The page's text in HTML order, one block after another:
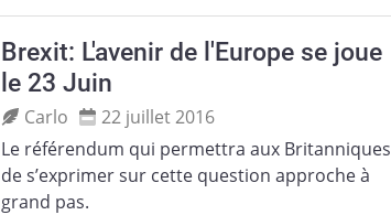
Brexit: L'avenir de l'Europe se joue
le 23 Juin
Carlo
22 juillet 2016
Le référendum qui permettra aux Britanniques
de s’exprimer sur cette question approche à
grand pas.